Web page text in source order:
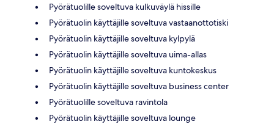
Pyörätuolille soveltuva kulkuväylä hissille
Pyörätuolin käyttäjille soveltuva vastaanottotiski
Pyörätuolin käyttäjille soveltuva kylpylä
Pyörätuolin käyttäjille soveltuva uima-allas
Pyörätuolin käyttäjille soveltuva kuntokeskus
Pyörätuolin käyttäjille soveltuva business center
Pyörätuolille soveltuva ravintola
Pyörätuolin käyttäjille soveltuva lounge